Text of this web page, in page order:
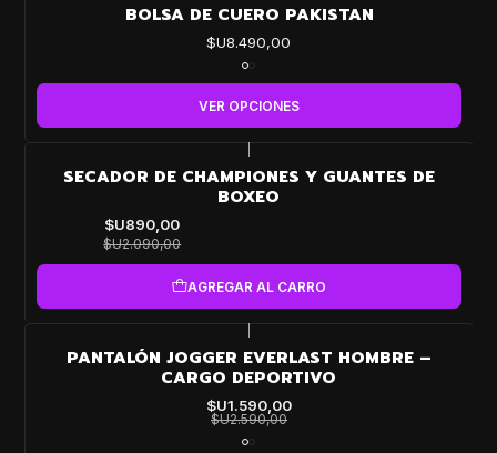
BOLSA DE CUERO PAKISTAN
$U8.490,00
VER OPCIONES
-57%
OFFSECADOR DE CHAMPIONES Y GUANTES DE
BOXEO
$U890,00
$U2.090,00
AGREGAR AL CARRO
-39%
OFFPANTALÓN JOGGER EVERLAST HOMBRE –
CARGO DEPORTIVO
$U1.590,00
$U2.590,00